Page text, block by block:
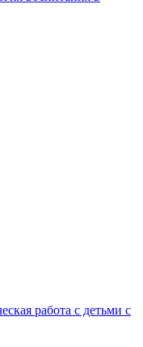
работа с детьми с